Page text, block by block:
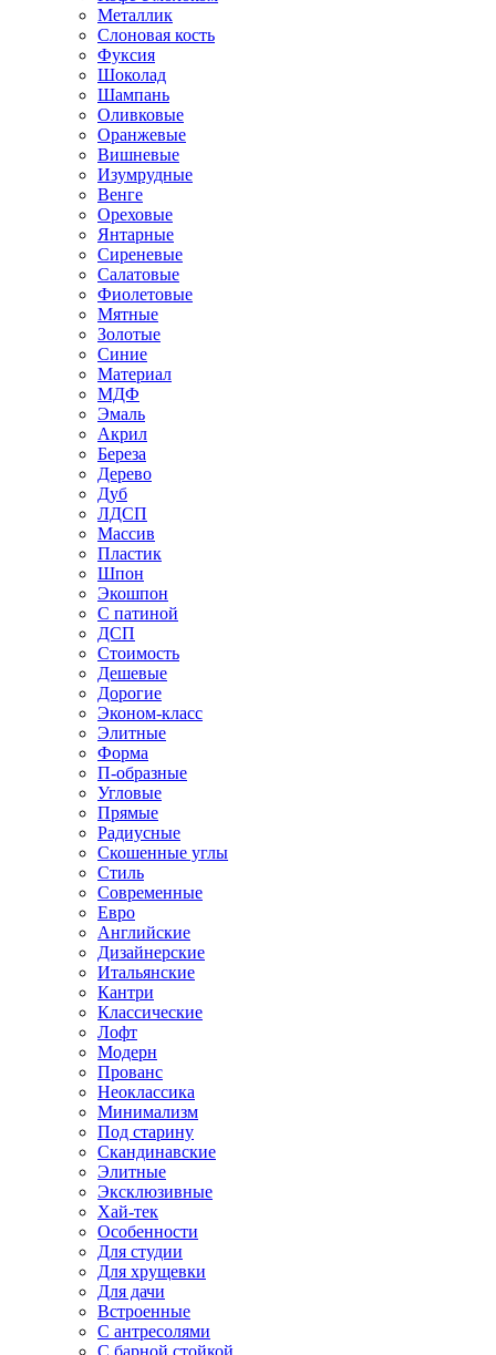
Металлик
Слоновая кость
Фуксия
Шоколад
Шампань
Оливковые
Оранжевые
Вишневые
Изумрудные
Венге
Ореховые
Янтарные
Сиреневые
Салатовые
Фиолетовые
Мятные
Золотые
Синие
Материал
МДФ
Эмаль
Акрил
Береза
Дерево
Дуб
ЛДСП
Массив
Пластик
Шпон
Экошпон
С патиной
ДСП
Стоимость
Дешевые
Дорогие
Эконом-класс
Элитные
Форма
П-образные
Угловые
Прямые
Радиусные
Скошенные углы
Стиль
Современные
Евро
Английские
Дизайнерские
Итальянские
Кантри
Классические
Лофт
Модерн
Прованс
Неоклассика
Минимализм
Под старину
Скандинавские
Элитные
Эксклюзивные
Хай-тек
Особенности
Для студии
Для хрущевки
Для дачи
Встроенные
С антресолями
С барной стойкой